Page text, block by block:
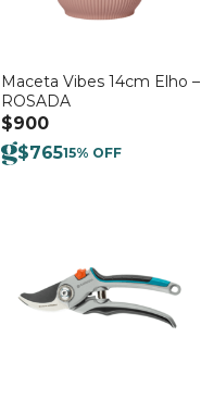
Maceta Vibes 14cm Elho –
ROSADA
$900
$76515% OFF